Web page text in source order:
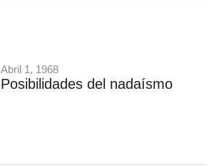
Abril 1, 1968
Posibilidades del nadaísmo